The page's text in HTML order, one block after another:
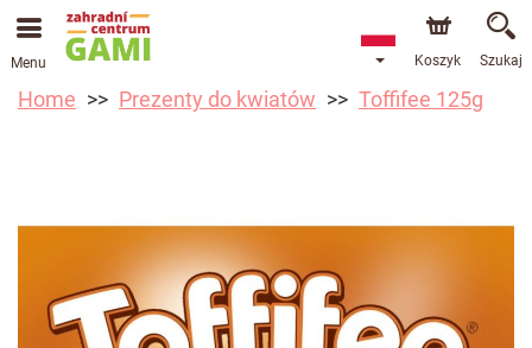
Menu Koszyk Szukaj
Home Prezenty do kwiatów Toffifee 125g